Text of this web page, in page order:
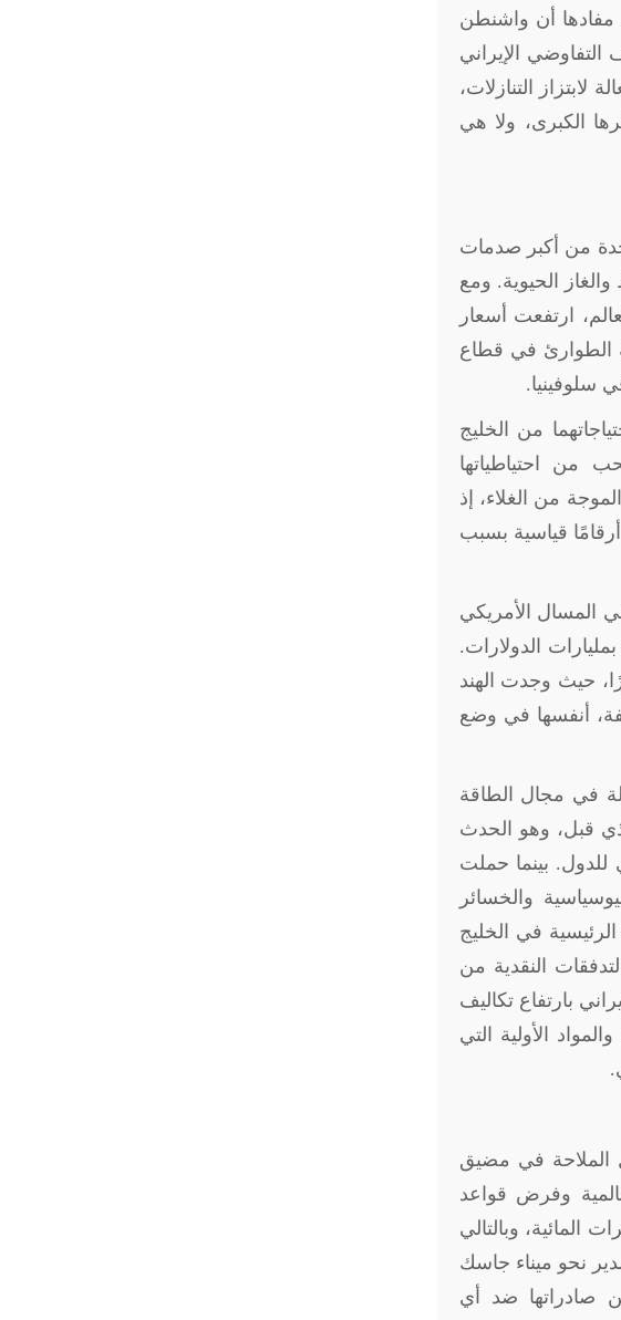
مفادها أن واشنطن
الإيراني
التنازلات،
الكبرى، ولا هي
من أكبر صدمات
الحيوية. ومع
المسال في العالم، ارتفعت أسعار
الطوارئ في قطاع
سلوفينيا.
من الخليج
واضطرت سيول للسحب من احتياطياتها
من الغلاء، إذ
قياسية بسبب
المسال الأمريكي
الدولارات.
حيث وجدت الهند
أنفسها في وضع
في مجال الطاقة
ذي قبل، وهو الحدث
للدول. بينما حملت
والخسائر
في الخليج
النقدية من
بارتفاع تكاليف
الأولية التي
.
الملاحة في مضيق
وفرض قواعد
المائية، وبالتالي
نحو ميناء جاسك
صادراتها ضد أي